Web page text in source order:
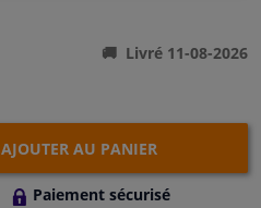
Livré 11-08-2026
AJOUTER AU PANIER
Paiement sécurisé